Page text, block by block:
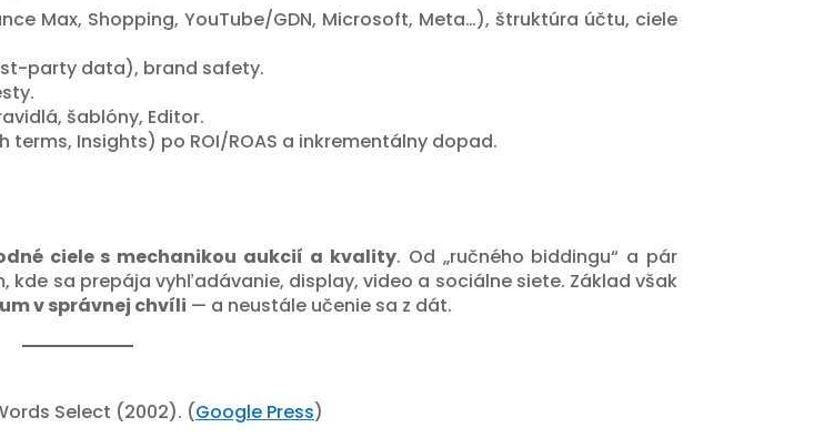
Max, Shopping, YouTube/GDN, Microsoft, Meta…), štruktúra účtu, ciele
party data), brand safety.
šablóny, Editor.
terms, Insights) po ROI/ROAS a inkrementálny dopad.
ciele s mechanikou aukcií a kvality. Od „ručného biddingu“ a pár
sa prepája vyhľadávanie, display, video a sociálne siete. Základ však
v správnej chvíli — a neustále učenie sa z dát.
Select (2002). (Google Press)